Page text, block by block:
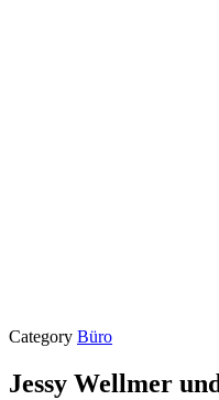
Category Büro
Jessy Wellmer